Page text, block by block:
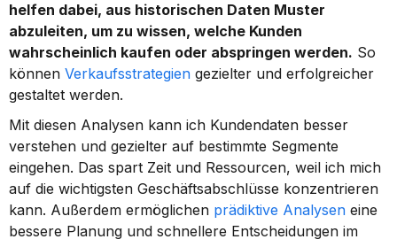
helfen dabei, aus historischen Daten Muster
abzuleiten, um zu wissen, welche Kunden
wahrscheinlich kaufen oder abspringen werden. So
können Verkaufsstrategien gezielter und erfolgreicher
gestaltet werden.
Mit diesen Analysen kann ich Kundendaten besser
verstehen und gezielter auf bestimmte Segmente
eingehen. Das spart Zeit und Ressourcen, weil ich mich
auf die wichtigsten Geschäftsabschlüsse konzentrieren
kann. Außerdem ermöglichen prädiktive Analysen eine
bessere Planung und schnellere Entscheidungen im